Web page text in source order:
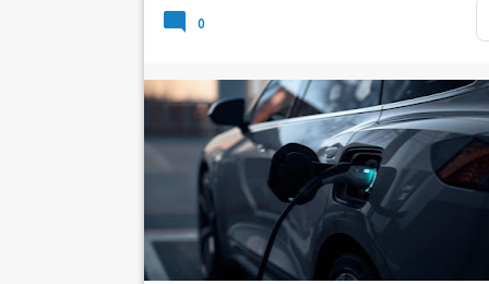
et de la communication au Maroc confirme
0
Actualité Tic Maroc Voiture Electrique